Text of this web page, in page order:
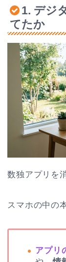
1. デジ
てたか
数独アプリを
スマホの中の
アプリ